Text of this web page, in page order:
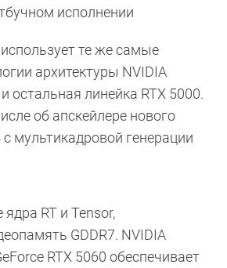
исполнении
те же самые
архитектуры NVIDIA
остальная линейка RTX 5000.
об апскейлере нового
с мультикадровой генерации
RT и Tensor,
GDDR7. NVIDIA
RTX 5060 обеспечивает